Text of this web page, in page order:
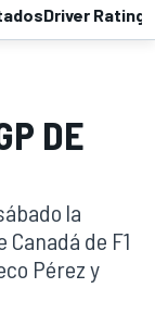
Driver Ratings
DE
la
de F1
Pérez y